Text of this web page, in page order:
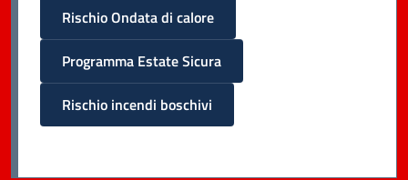
Rischio Ondata di calore
Programma Estate Sicura
Rischio incendi boschivi